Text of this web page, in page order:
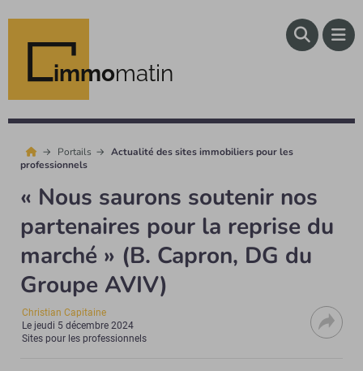
immomatin
Portails
Actualité des sites immobiliers pour les
professionnels
« Nous saurons soutenir nos
partenaires pour la reprise du
marché » (B. Capron, DG du
Groupe AVIV)
Christian Capitaine
Le jeudi 5 décembre 2024
Sites pour les professionnels